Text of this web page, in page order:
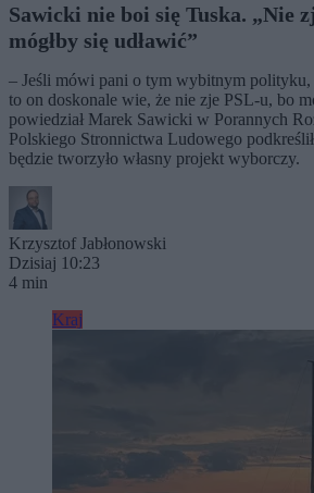
Sawicki nie boi się Tuska. „Nie
mógłby się udławić”
– Jeśli mówi pani o tym wybitnym
to on doskonale wie, że nie zje PSL-u, bo
powiedział Marek Sawicki w Porannych
Polskiego Stronnictwa Ludowego
będzie tworzyło własny projekt wyborczy.
Krzysztof Jabłonowski
Dzisiaj 10:23
4 min
Kraj